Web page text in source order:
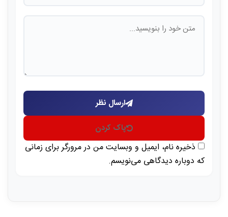
ارسال نظر
پاک کردن
ذخیره نام، ایمیل و وبسایت من در مرورگر برای زمانی
که دوباره دیدگاهی می‌نویسم.